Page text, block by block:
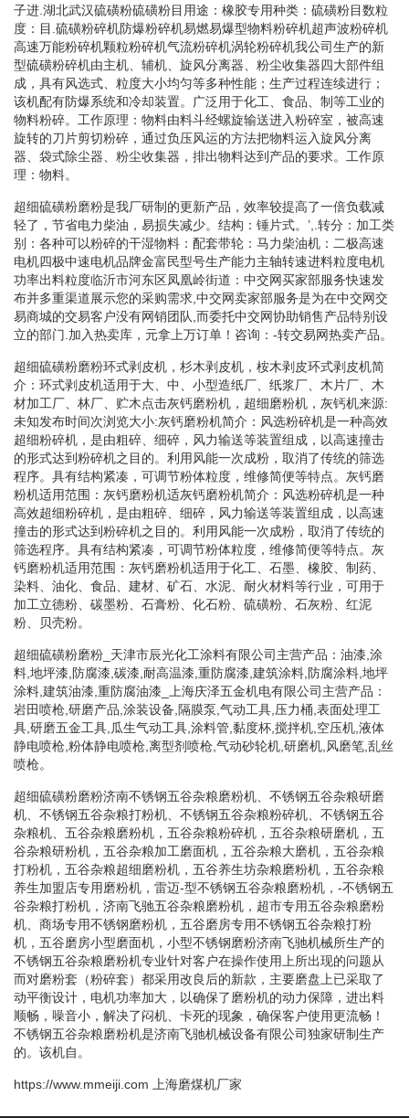
子进.湖北武汉硫磺粉硫磺粉目用途：橡胶专用种类：硫磺粉目数粒
度：目.硫磺粉碎机防爆粉碎机易燃易爆型物料粉碎机超声波粉碎机
高速万能粉碎机颗粒粉碎机气流粉碎机涡轮粉碎机我公司生产的新
型硫磺粉碎机由主机、辅机、旋风分离器、粉尘收集器四大部件组
成，具有风选式、粒度大小均匀等多种性能；生产过程连续进行；
该机配有防爆系统和冷却装置。广泛用于化工、食品、制等工业的
物料粉碎。工作原理：物料由料斗经螺旋输送进入粉碎室，被高速
旋转的刀片剪切粉碎，通过负压风运的方法把物料运入旋风分离
器、袋式除尘器、粉尘收集器，排出物料达到产品的要求。工作原
理：物料。
超细硫磺粉磨粉是我厂研制的更新产品，效率较提高了一倍负载减
轻了，节省电力柴油，易损失减少。结构：锤片式。’,.转分：加工类
别：各种可以粉碎的干湿物料：配套带轮：马力柴油机：二极高速
电机四极中速电机品牌金富民型号生产能力主轴转速进料粒度电机
功率出料粒度临沂市河东区凤凰岭街道：中交网买家部服务快速发
布并多重渠道展示您的采购需求,中交网卖家部服务是为在中交网交
易商城的交易客户没有网销团队,而委托中交网协助销售产品特别设
立的部门.加入热卖库，元拿上万订单！咨询：-转交易网热卖产品。
超细硫磺粉磨粉环式剥皮机，杉木剥皮机，桉木剥皮环式剥皮机简
介：环式剥皮机适用于大、中、小型造纸厂、纸浆厂、木片厂、木
材加工厂、林厂、贮木点击灰钙磨粉机，超细磨粉机，灰钙机来源:
未知发布时间次浏览大小:灰钙磨粉机简介：风选粉碎机是一种高效
超细粉碎机，是由粗碎、细碎，风力输送等装置组成，以高速撞击
的形式达到粉碎机之目的。利用风能一次成粉，取消了传统的筛选
程序。具有结构紧凑，可调节粉体粒度，维修简便等特点。灰钙磨
粉机适用范围：灰钙磨粉机适灰钙磨粉机简介：风选粉碎机是一种
高效超细粉碎机，是由粗碎、细碎，风力输送等装置组成，以高速
撞击的形式达到粉碎机之目的。利用风能一次成粉，取消了传统的
筛选程序。具有结构紧凑，可调节粉体粒度，维修简便等特点。灰
钙磨粉机适用范围：灰钙磨粉机适用于化工、石墨、橡胶、制药、
染料、油化、食品、建材、矿石、水泥、耐火材料等行业，可用于
加工立德粉、碳墨粉、石膏粉、化石粉、硫磺粉、石灰粉、红泥
粉、贝壳粉。
超细硫磺粉磨粉_天津市辰光化工涂料有限公司主营产品：油漆,涂
料,地坪漆,防腐漆,碳漆,耐高温漆,重防腐漆,建筑涂料,防腐涂料,地坪
涂料,建筑油漆,重防腐油漆_上海庆泽五金机电有限公司主营产品：
岩田喷枪,研磨产品,涂装设备,隔膜泵,气动工具,压力桶,表面处理工
具,研磨五金工具,瓜生气动工具,涂料管,黏度杯,搅拌机,空压机,液体
静电喷枪,粉体静电喷枪,离型剂喷枪,气动砂轮机,研磨机,风磨笔,乱丝
喷枪。
超细硫磺粉磨粉济南不锈钢五谷杂粮磨粉机、不锈钢五谷杂粮研磨
机、不锈钢五谷杂粮打粉机、不锈钢五谷杂粮粉碎机、不锈钢五谷
杂粮机、五谷杂粮磨粉机，五谷杂粮粉碎机，五谷杂粮研磨机，五
谷杂粮研粉机，五谷杂粮加工磨面机，五谷杂粮大磨机，五谷杂粮
打粉机，五谷杂粮超细磨粉机，五谷养生坊杂粮磨粉机，五谷杂粮
养生加盟店专用磨粉机，雷迈-型不锈钢五谷杂粮磨粉机，-不锈钢五
谷杂粮打粉机，济南飞驰五谷杂粮磨粉机，超市专用五谷杂粮磨粉
机、商场专用不锈钢磨粉机，五谷磨房专用不锈钢五谷杂粮打粉
机，五谷磨房小型磨面机，小型不锈钢磨粉济南飞驰机械所生产的
不锈钢五谷杂粮磨粉机专业针对客户在操作使用上所出现的问题从
而对磨粉套（粉碎套）都采用改良后的新款，主要磨盘上已采取了
动平衡设计，电机功率加大，以确保了磨粉机的动力保障，进出料
顺畅，噪音小，解决了闷机、卡死的现象，确保客户使用更流畅！
不锈钢五谷杂粮磨粉机是济南飞驰机械设备有限公司独家研制生产
的。该机自。
https://www.mmeiji.com 上海磨煤机厂家